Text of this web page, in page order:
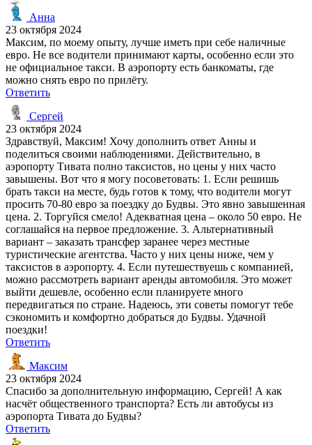
Анна
23 октября 2024
Максим, по моему опыту, лучше иметь при себе наличные
евро. Не все водители принимают карты, особенно если это
не официальное такси. В аэропорту есть банкоматы, где
можно снять евро по прилёту.
Ответить
Сергей
23 октября 2024
Здравствуй, Максим! Хочу дополнить ответ Анны и
поделиться своими наблюдениями. Действительно, в
аэропорту Тивата полно таксистов, но цены у них часто
завышены. Вот что я могу посоветовать: 1. Если решишь
брать такси на месте, будь готов к тому, что водители могут
просить 70-80 евро за поездку до Будвы. Это явно завышенная
цена. 2. Торгуйся смело! Адекватная цена – около 50 евро. Не
соглашайся на первое предложение. 3. Альтернативный
вариант – заказать трансфер заранее через местные
туристические агентства. Часто у них цены ниже, чем у
таксистов в аэропорту. 4. Если путешествуешь с компанией,
можно рассмотреть вариант аренды автомобиля. Это может
выйти дешевле, особенно если планируете много
передвигаться по стране. Надеюсь, эти советы помогут тебе
сэкономить и комфортно добраться до Будвы. Удачной
поездки!
Ответить
Максим
23 октября 2024
Спасибо за дополнительную информацию, Сергей! А как
насчёт общественного транспорта? Есть ли автобусы из
аэропорта Тивата до Будвы?
Ответить